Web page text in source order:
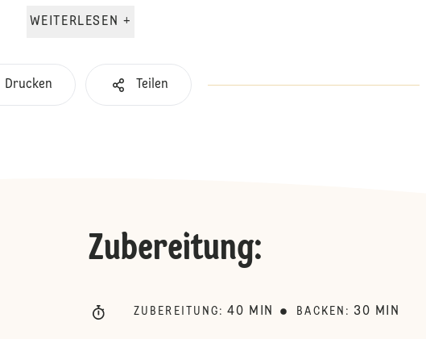
WEITERLESEN +
Drucken Teilen
Zubereitung:
ZUBEREITUNG : 40 MIN BACKEN : 30 MIN